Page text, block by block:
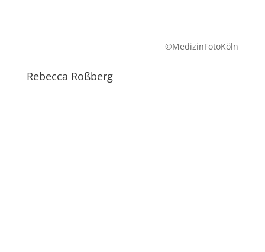
©MedizinFotoKöln
Rebecca Roßberg